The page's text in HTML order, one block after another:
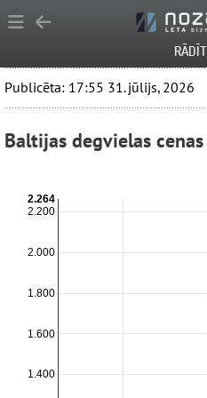
Publicēta: 17:55 31. jūlijs, 2026
Baltijas degvielas cenas